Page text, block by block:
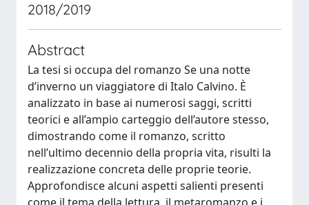
2018/2019
Abstract
La tesi si occupa del romanzo Se una notte
d’inverno un viaggiatore di Italo Calvino. È
analizzato in base ai numerosi saggi, scritti
teorici e all’ampio carteggio dell’autore stesso,
dimostrando come il romanzo, scritto
nell’ultimo decennio della propria vita, risulti la
realizzazione concreta delle proprie teorie.
Approfondisce alcuni aspetti salienti presenti